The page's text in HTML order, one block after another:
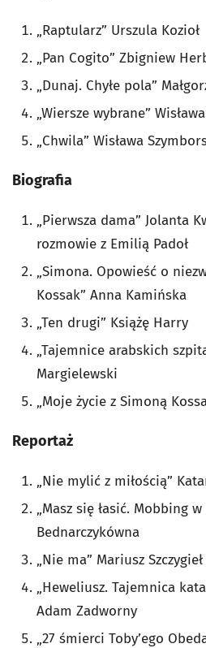
„Raptularz” Urszula Kozioł
„Pan Cogito” Zbigniew
„Dunaj. Chyłe pola”
„Wiersze wybrane”
„Chwila” Wisława
Biografia
„Pierwsza dama” Jolanta
rozmowie z Emilią Padoł
„Simona. Opowieść o
Kossak” Anna Kamińska
„Ten drugi” Książę Harry
„Tajemnice arabskich
Margielewski
„Moje życie z Simoną
Reportaż
„Nie mylić z miłością”
„Masz się łasić. Mobbing
Bednarczykówna
„Nie ma” Mariusz Szczygieł
„Heweliusz. Tajemnica
Adam Zadworny
„27 śmierci Toby’ego